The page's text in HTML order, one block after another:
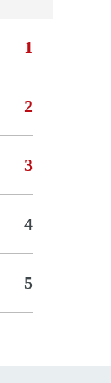
1
2
3
4
5